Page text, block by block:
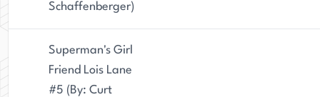
Schaffenberger)
Superman's Girl
Friend Lois Lane
#5 (By: Curt